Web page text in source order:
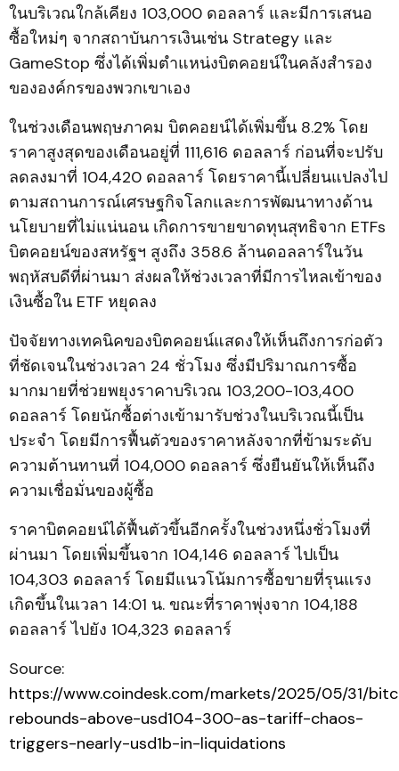
ในบริเวณใกล้เคียง 103,000 ดอลลาร์ และมีการเสนอ
ซื้อใหม่ๆ จากสถาบันการเงินเช่น Strategy และ
GameStop ซึ่งได้เพิ่มตำแหน่งบิตคอยน์ในคลังสำรอง
ขององค์กรของพวกเขาเอง
ในช่วงเดือนพฤษภาคม บิตคอยน์ได้เพิ่มขึ้น 8.2% โดย
ราคาสูงสุดของเดือนอยู่ที่ 111,616 ดอลลาร์ ก่อนที่จะปรับ
ลดลงมาที่ 104,420 ดอลลาร์ โดยราคานี้เปลี่ยนแปลงไป
ตามสถานการณ์เศรษฐกิจโลกและการพัฒนาทางด้าน
นโยบายที่ไม่แน่นอน เกิดการขายขาดทุนสุทธิจาก ETFs
บิตคอยน์ของสหรัฐฯ สูงถึง 358.6 ล้านดอลลาร์ในวัน
พฤหัสบดีที่ผ่านมา ส่งผลให้ช่วงเวลาที่มีการไหลเข้าของ
เงินซื้อใน ETF หยุดลง
ปัจจัยทางเทคนิคของบิตคอยน์แสดงให้เห็นถึงการก่อตัว
ที่ชัดเจนในช่วงเวลา 24 ชั่วโมง ซึ่งมีปริมาณการซื้อ
มากมายที่ช่วยพยุงราคาบริเวณ 103,200-103,400
ดอลลาร์ โดยนักซื้อต่างเข้ามารับช่วงในบริเวณนี้เป็น
ประจำ โดยมีการฟื้นตัวของราคาหลังจากที่ข้ามระดับ
ความต้านทานที่ 104,000 ดอลลาร์ ซึ่งยืนยันให้เห็นถึง
ความเชื่อมั่นของผู้ซื้อ
ราคาบิตคอยน์ได้ฟื้นตัวขึ้นอีกครั้งในช่วงหนึ่งชั่วโมงที่
ผ่านมา โดยเพิ่มขึ้นจาก 104,146 ดอลลาร์ ไปเป็น
104,303 ดอลลาร์ โดยมีแนวโน้มการซื้อขายที่รุนแรง
เกิดขึ้นในเวลา 14:01 น. ขณะที่ราคาพุ่งจาก 104,188
ดอลลาร์ ไปยัง 104,323 ดอลลาร์
Source:
https://www.coindesk.com/markets/2025/05/31/
rebounds-above-usd104-300-as-tariff-chaos-
triggers-nearly-usd1b-in-liquidations